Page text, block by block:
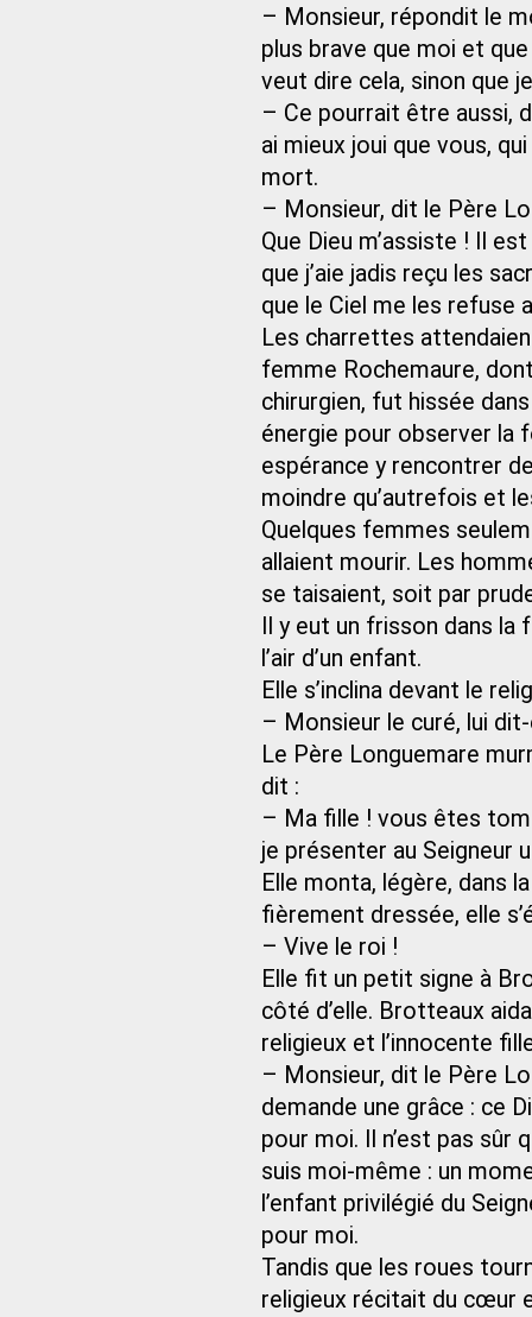
– Monsieur, répondit le
plus brave que moi et
veut dire cela, sinon que
– Ce pourrait être aussi,
ai mieux joui que vous,
mort.
– Monsieur, dit le Père
Que Dieu m’assiste ! Il
que j’aie jadis reçu les
que le Ciel me les refuse
Les charrettes
femme Rochemaure,
chirurgien, fut hissée
énergie pour observer la
espérance y rencontrer
moindre qu’autrefois et
Quelques femmes
allaient mourir. Les
se taisaient, soit par
Il y eut un frisson dans
l’air d’un enfant.
Elle s’inclina devant le
– Monsieur le curé, lui
Le Père Longuemare
dit :
– Ma fille ! vous êtes
je présenter au Seigneur
Elle monta, légère, dans
fièrement dressée, elle
– Vive le roi !
Elle fit un petit signe à
côté d’elle. Brotteaux
religieux et l’innocente
– Monsieur, dit le Père
demande une grâce : ce
pour moi. Il n’est pas sûr
suis moi-même : un
l’enfant privilégié du
pour moi.
Tandis que les roues
religieux récitait du cœur